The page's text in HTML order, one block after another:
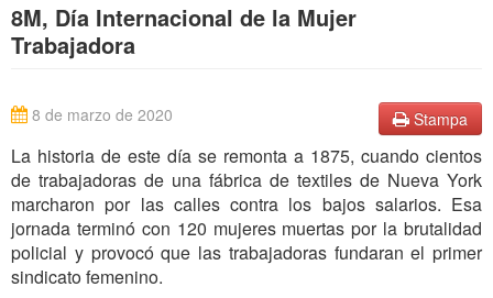
RICERCA
8M, Día Internacional de la Mujer
Trabajadora
Stampa
8 de marzo de 2020
La historia de este día se remonta a 1875, cuando cientos
de trabajadoras de una fábrica de textiles de Nueva York
marcharon por las calles contra los bajos salarios. Esa
jornada terminó con 120 mujeres muertas por la brutalidad
policial y provocó que las trabajadoras fundaran el primer
sindicato femenino.